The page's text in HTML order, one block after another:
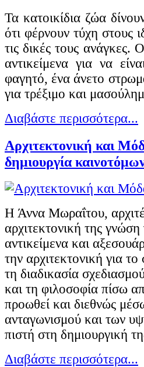
Τα κατοικίδια ζώα
ότι φέρνουν τύχη στους
τις δικές τους ανάγκες.
αντικείμενα για να
φαγητό, ένα άνετο
για τρέξιμο και
Διαβάστε περισσότερα...
Αρχιτεκτονική και
δημιουργία
Η Άννα Μωραΐτου,
αρχιτεκτονική της
αντικείμενα και
την αρχιτεκτονική για
τη διαδικασία
και τη φιλοσοφία πίσω
προωθεί και διεθνώς
ανταγωνισμού και των
πιστή στη δημιουργική
Διαβάστε περισσότερα...